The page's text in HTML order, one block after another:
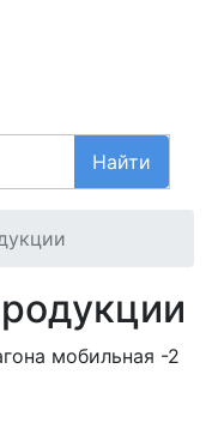
Найти
мобильная -2